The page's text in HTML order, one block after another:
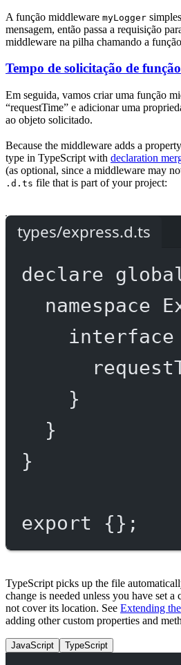
A função middleware myLogger
mensagem, então passa a requisição
middleware na pilha chamando a função
Tempo de solicitação de
Em seguida, vamos criar uma função
“requestTime” e adicionar uma
ao objeto solicitado.
Because the middleware adds a
type in TypeScript with declaration
(as optional, since a middleware may
.d.ts file that is part of your project:
types/express.d.ts
declare
namespace
interface
}
}
}
export {};
TypeScript picks up the file
change is needed unless you have set a
not cover its location. See Extending
adding other custom properties and
JavaScript TypeScript